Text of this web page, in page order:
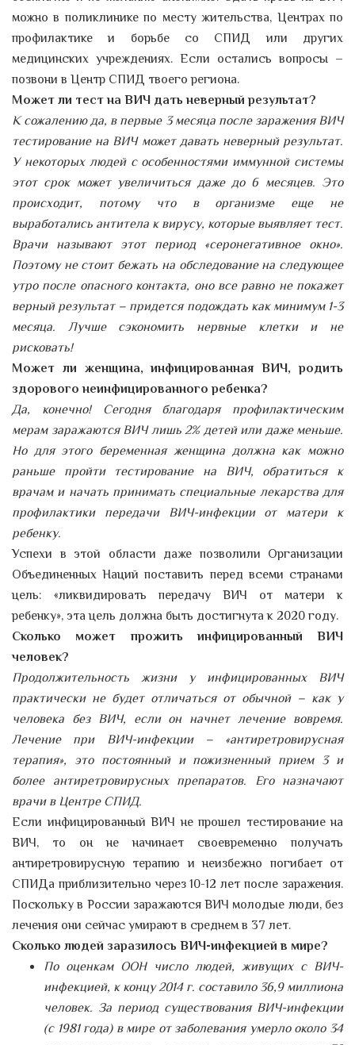
можно в поликлинике по месту жительства, Центрах по
профилактике и борьбе со СПИД или других
медицинских учреждениях. Если остались вопросы –
позвони в Центр СПИД твоего региона.
Может ли тест на ВИЧ дать неверный результат?
К сожалению да, в первые 3 месяца после заражения ВИЧ
тестирование на ВИЧ может давать неверный результат.
У некоторых людей с особенностями иммунной системы
этот срок может увеличиться даже до 6 месяцев. Это
происходит, потому что в организме еще не
выработались антитела к вирусу, которые выявляет тест.
Врачи называют этот период «серонегативное окно».
Поэтому не стоит бежать на обследование на следующее
утро после опасного контакта, оно все равно не покажет
верный результат – придется подождать как минимум 1-3
месяца. Лучше сэкономить нервные клетки и не
рисковать!
Может ли женщина, инфицированная ВИЧ, родить
здорового неинфицированного ребенка?
Да, конечно! Сегодня благодаря профилактическим
мерам заражаются ВИЧ лишь 2% детей или даже меньше.
Но для этого беременная женщина должна как можно
раньше пройти тестирование на ВИЧ, обратиться к
врачам и начать принимать специальные лекарства для
профилактики передачи ВИЧ-инфекции от матери к
ребенку.
Успехи в этой области даже позволили Организации
Объединенных Наций поставить перед всеми странами
цель: «ликвидировать передачу ВИЧ от матери к
ребенку», эта цель должна быть достигнута к 2020 году.
Сколько может прожить инфицированный ВИЧ
человек?
Продолжительность жизни у инфицированных ВИЧ
практически не будет отличаться от обычной – как у
человека без ВИЧ, если он начнет лечение вовремя.
Лечение при ВИЧ-инфекции – «антиретровирусная
терапия», это постоянный и пожизненный прием 3 и
более антиретровирусных препаратов. Его назначают
врачи в Центре СПИД.
Если инфицированный ВИЧ не прошел тестирование на
ВИЧ, то он не начинает своевременно получать
антиретровирусную терапию и неизбежно погибает от
СПИДа приблизительно через 10-12 лет после заражения.
Поскольку в России заражаются ВИЧ молодые люди, без
лечения они сейчас умирают в среднем в 37 лет.
Сколько людей заразилось ВИЧ-инфекцией в мире?
По оценкам ООН число людей, живущих с ВИЧ-
инфекцией, к концу 2014 г. составило 36,9 миллиона
человек. За период существования ВИЧ-инфекции
(с 1981 года) в мире от заболевания умерло около 34